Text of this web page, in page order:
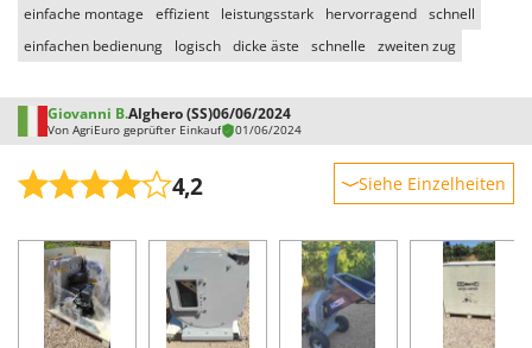
einfache montage
effizient leistungsstark hervorragend schnell
einfachen bedienung
logisch dicke äste schnelle zweiten zug
Giovanni B.Alghero (SS)06/06/2024
Von AgriEuro geprüfter Einkauf 01/06/2024
4,2 Siehe Einzelheiten
Leistung
Benutzerfreundlichkeit
Qualität / Preis